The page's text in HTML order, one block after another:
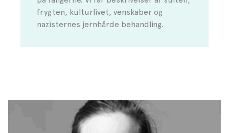
frygten, kulturlivet, venskaber og
nazisternes jernhårde behandling.